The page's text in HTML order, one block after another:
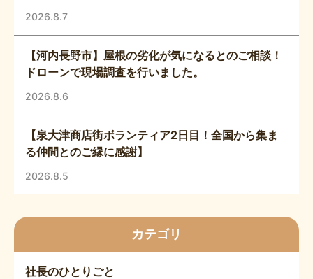
2026.8.7
【河内長野市】屋根の劣化が気になるとのご相談！
ドローンで現場調査を行いました。
2026.8.6
【泉大津商店街ボランティア2日目！全国から集ま
る仲間とのご縁に感謝】
2026.8.5
カテゴリ
社長のひとりごと